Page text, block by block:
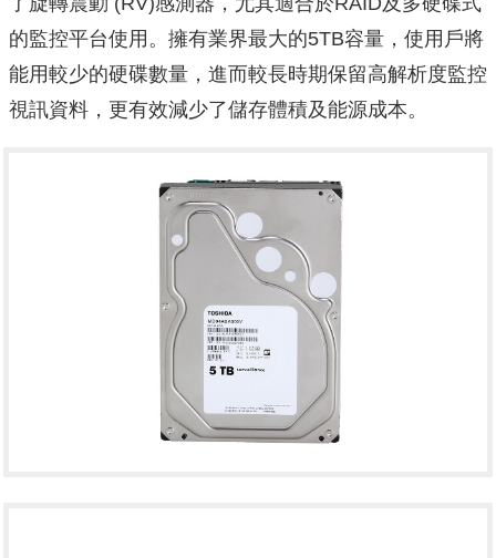
的監控平台使用。擁有業界最大的5TB容量，使用戶將
能用較少的硬碟數量，進而較長時期保留高解析度監控
視訊資料，更有效減少了儲存體積及能源成本。